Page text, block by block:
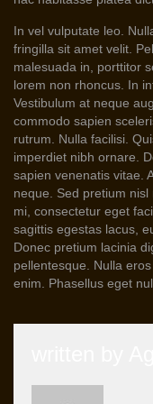
In vel vulputate leo.
fringilla sit amet velit.
malesuada in, porttitor
lorem non rhoncus. In
Vestibulum at neque
commodo sapien
rutrum. Nulla facilisi.
imperdiet nibh ornare.
sapien venenatis vitae.
neque. Sed pretium
mi, consectetur eget
sagittis egestas lacus,
Donec pretium lacinia
pellentesque. Nulla
enim. Phasellus eget